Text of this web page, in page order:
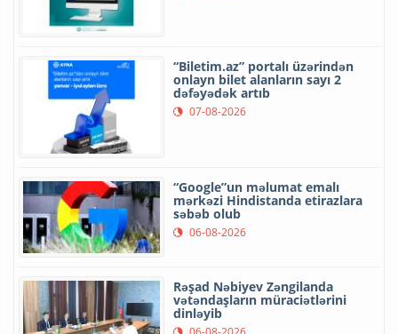
“Biletim.az” portalı üzərindən
onlayn bilet alanların sayı 2
dəfəyədək artıb
07-08-2026
“Google”un məlumat emalı
mərkəzi Hindistanda etirazlara
səbəb olub
06-08-2026
Rəşad Nəbiyev Zəngilanda
vətəndaşların müraciətlərini
dinləyib